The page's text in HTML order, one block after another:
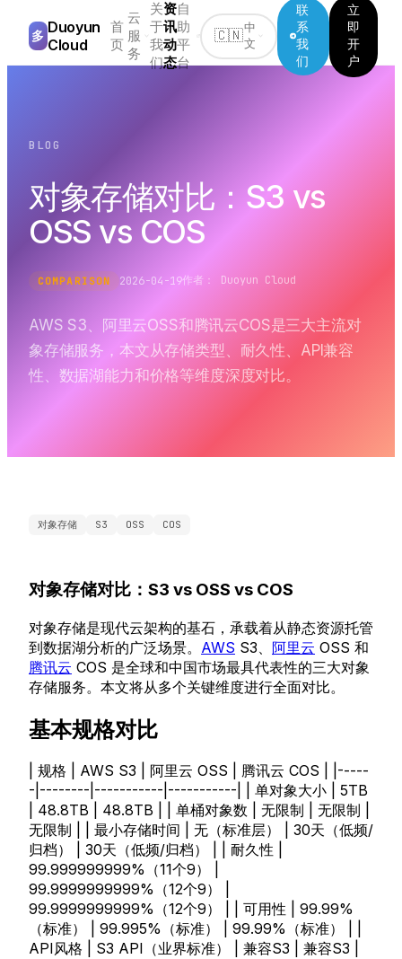
多 Duoyun
Cloud
首
页
云
服
务
关
于
我
们
资
讯
动
态
自
助
平
台
🇨🇳
中
文
联
系
我
们
立
即
开
户
BLOG
对象存储对比：S3 vs
OSS vs COS
COMPARISON 2026-04-19作者： Duoyun Cloud
AWS S3、阿里云OSS和腾讯云COS是三大主流对
象存储服务，本文从存储类型、耐久性、API兼容
性、数据湖能力和价格等维度深度对比。
对象存储 S3 OSS COS
对象存储对比：S3 vs OSS vs COS
对象存储是现代云架构的基石，承载着从静态资源托管
到数据湖分析的广泛场景。 AWS S3、 阿里云 OSS 和
腾讯云 COS 是全球和中国市场最具代表性的三大对象
存储服务。本文将从多个关键维度进行全面对比。
基本规格对比
| 规格 | AWS S3 | 阿里云 OSS | 腾讯云 COS | |-----
-|--------|-----------|-----------| | 单对象大小 | 5TB
| 48.8TB | 48.8TB | | 单桶对象数 | 无限制 | 无限制 |
无限制 | | 最小存储时间 | 无（标准层） | 30天（低频/
归档） | 30天（低频/归档） | | 耐久性 |
99.999999999%（11个9） |
99.9999999999%（12个9） |
99.9999999999%（12个9） | | 可用性 | 99.99%
（标准） | 99.995%（标准） | 99.99%（标准） | |
API风格 | S3 API（业界标准） | 兼容S3 | 兼容S3 |